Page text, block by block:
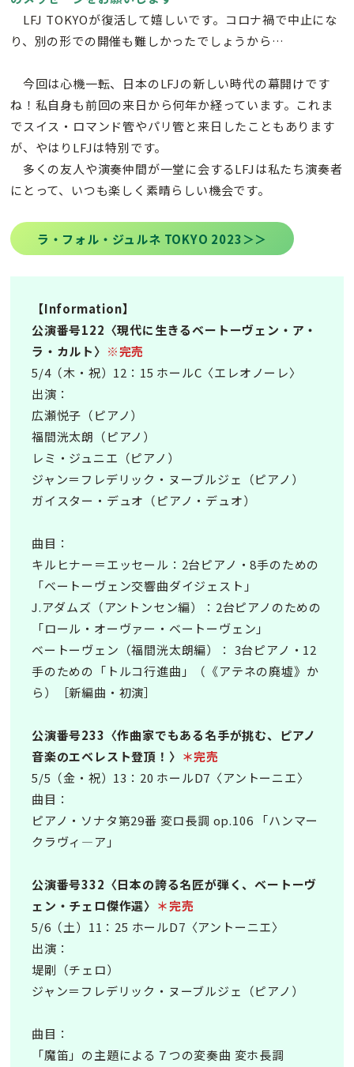
LFJ TOKYOが復活して嬉しいです。コロナ禍で中止にな
り、別の形での開催も難しかったでしょうから…
今回は心機一転、日本のLFJの新しい時代の幕開けです
ね！私自身も前回の来日から何年か経っています。これま
でスイス・ロマンド管やパリ管と来日したこともあります
が、やはりLFJは特別です。
多くの友人や演奏仲間が一堂に会するLFJは私たち演奏者
にとって、いつも楽しく素晴らしい機会です。
ラ・フォル・ジュルネ TOKYO 2023＞＞
【Information】
公演番号122〈現代に生きるベートーヴェン・ア・
ラ・カルト〉 ※完売
5/4（木・祝）12：15 ホールC〈エレオノーレ〉
出演：
広瀬悦子（ピアノ）
福間洸太朗（ピアノ）
レミ・ジュニエ（ピアノ）
ジャン＝フレデリック・ヌーブルジェ（ピアノ）
ガイスター・デュオ（ピアノ・デュオ）
曲目：
キルヒナー＝エッセール：2台ピアノ・8手のための
「ベートーヴェン交響曲ダイジェスト」
J.アダムズ（アントンセン編）：2台ピアノのための
「ロール・オーヴァー・ベートーヴェン」
ベートーヴェン（福間洸太朗編）： 3台ピアノ・12
手のための「トルコ行進曲」（《アテネの廃墟》か
ら）［新編曲・初演］
公演番号233〈作曲家でもある名手が挑む、ピアノ
音楽のエベレスト登頂！〉 ＊完売
5/5（金・祝）13：20 ホールD7〈アントーニエ〉
曲目：
ピアノ・ソナタ第29番 変ロ長調 op.106 「ハンマー
クラヴィ―ア」
公演番号332〈日本の誇る名匠が弾く、ベートーヴ
ェン・チェロ傑作選〉 ＊完売
5/6（土）11：25 ホールD7〈アントーニエ〉
出演：
堤剛（チェロ）
ジャン＝フレデリック・ヌーブルジェ（ピアノ）
曲目：
「魔笛」の主題による７つの変奏曲 変ホ長調